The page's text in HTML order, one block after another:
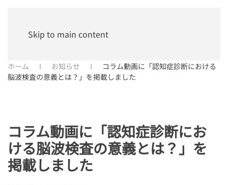
Skip to main content
ホーム お知らせ
コラム動画に「認知症診断における
脳波検査の意義とは？」を掲載しました
コラム動画に「認知症診断にお
ける脳波検査の意義とは？」を
掲載しました